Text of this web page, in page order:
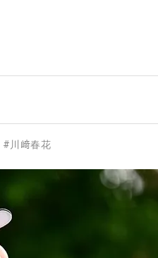
#川﨑春花